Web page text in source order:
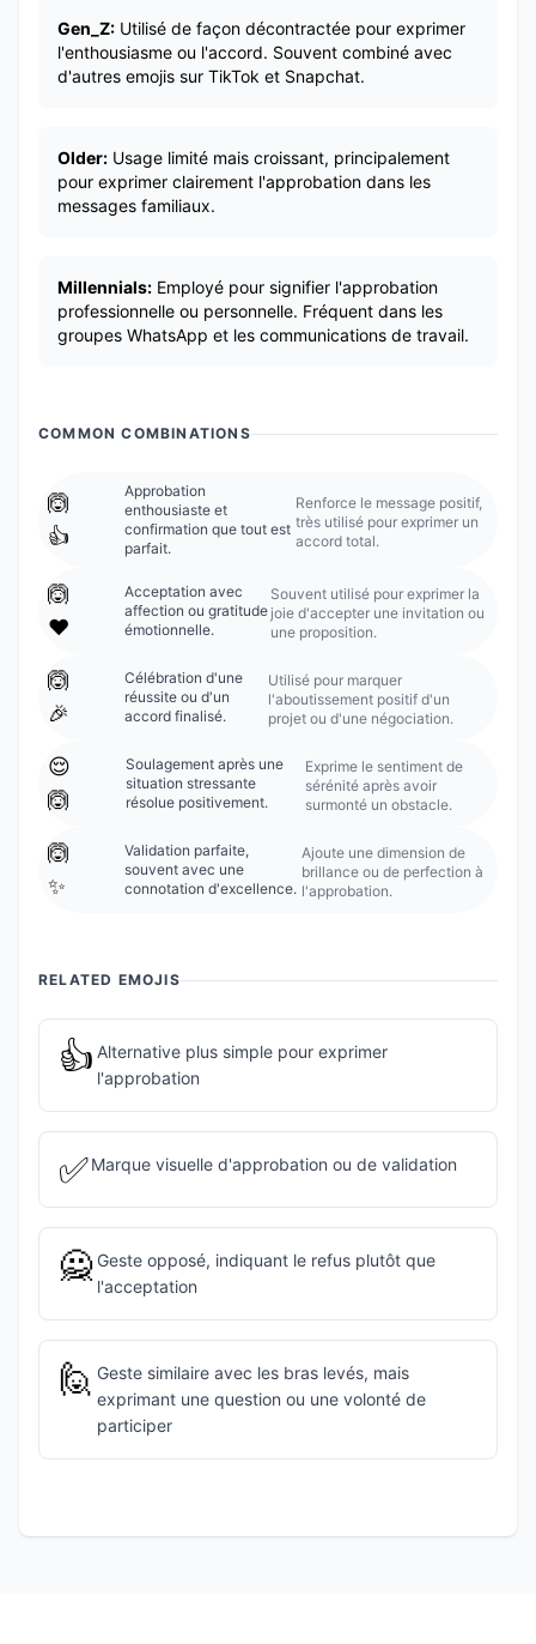
Gen_Z: Utilisé de façon décontractée pour exprimer
l'enthousiasme ou l'accord. Souvent combiné avec
d'autres emojis sur TikTok et Snapchat.
Older: Usage limité mais croissant, principalement
pour exprimer clairement l'approbation dans les
messages familiaux.
Millennials: Employé pour signifier l'approbation
professionnelle ou personnelle. Fréquent dans les
groupes WhatsApp et les communications de travail.
COMMON COMBINATIONS
🙆
👍
Approbation
enthousiaste et
confirmation que tout est
parfait.
Renforce le message positif,
très utilisé pour exprimer un
accord total.
🙆
❤️
Acceptation avec
affection ou gratitude
émotionnelle.
Souvent utilisé pour exprimer la
joie d'accepter une invitation ou
une proposition.
🙆
🎉
Célébration d'une
réussite ou d'un
accord finalisé.
Utilisé pour marquer
l'aboutissement positif d'un
projet ou d'une négociation.
😌
🙆
Soulagement après une
situation stressante
résolue positivement.
Exprime le sentiment de
sérénité après avoir
surmonté un obstacle.
🙆
✨
Validation parfaite,
souvent avec une
connotation d'excellence.
Ajoute une dimension de
brillance ou de perfection à
l'approbation.
RELATED EMOJIS
👍 Alternative plus simple pour exprimer
l'approbation
✅Marque visuelle d'approbation ou de validation
🙅 Geste opposé, indiquant le refus plutôt que
l'acceptation
🙋 Geste similaire avec les bras levés, mais
exprimant une question ou une volonté de
participer